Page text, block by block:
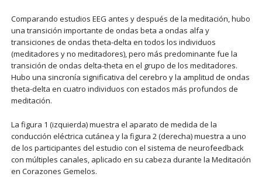
Comparando estudios EEG antes y después de la meditación, hubo
una transición importante de ondas beta a ondas alfa y
transiciones de ondas theta-delta en todos los individuos
(meditadores y no meditadores), pero más predominante fue la
transición de ondas delta-theta en el grupo de los meditadores.
Hubo una sincronía significativa del cerebro y la amplitud de ondas
theta-delta en cuatro individuos con estados más profundos de
meditación.
La figura 1 (izquierda) muestra el aparato de medida de la
conducción eléctrica cutánea y la figura 2 (derecha) muestra a uno
de los participantes del estudio con el sistema de neurofeedback
con múltiples canales, aplicado en su cabeza durante la Meditación
en Corazones Gemelos.